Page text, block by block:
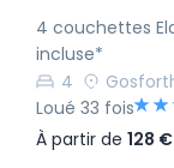
4 couchettes
incluse*
4
Loué 33 fois
À partir de 128 €